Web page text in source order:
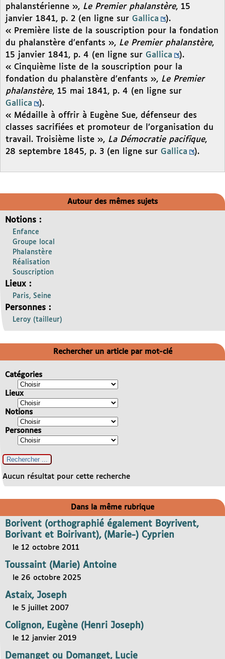
phalanstérienne », Le Premier phalanstère, 15
janvier 1841, p. 2 (en ligne sur Gallica
).
« Première liste de la souscription pour la fondation
du phalanstère d’enfants », Le Premier phalanstère,
15 janvier 1841, p. 4 (en ligne sur Gallica
).
« Cinquième liste de la souscription pour la
fondation du phalanstère d’enfants », Le Premier
phalanstère, 15 mai 1841, p. 4 (en ligne sur
Gallica
).
« Médaille à offrir à Eugène Sue, défenseur des
classes sacrifiées et promoteur de l’organisation du
travail. Troisième liste », La Démocratie pacifique,
28 septembre 1845, p. 3 (en ligne sur Gallica ).
Autour des mêmes sujets
Notions :
Enfance
Groupe local
Phalanstère
Réalisation
Souscription
Lieux :
Paris, Seine
Personnes :
Leroy (tailleur)
Rechercher un article par mot-clé
Catégories
Lieux
Notions
Personnes
Aucun résultat pour cette recherche
Dans la même rubrique
Borivent (orthographié également Boyrivent,
Borivant et Boirivant), (Marie-) Cyprien
le 12 octobre 2011
Toussaint (Marie) Antoine
le 26 octobre 2025
Astaix, Joseph
le 5 juillet 2007
Colignon, Eugène (Henri Joseph)
le 12 janvier 2019
Demanget ou Domanget, Lucie